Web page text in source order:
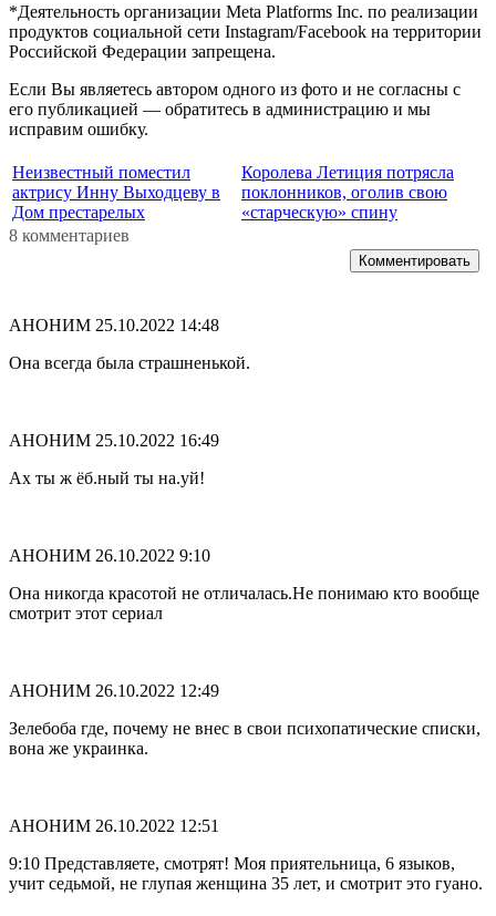
*Деятельность организации Meta Platforms Inc. по реализации
продуктов социальной сети Instagram/Facebook на территории
Российской Федерации запрещена.
Если Вы являетесь автором одного из фото и не согласны с
его публикацией — обратитесь в администрацию и мы
исправим ошибку.
Неизвестный поместил
актрису Инну Выходцеву в
Дом престарелых
Королева Летиция потрясла
поклонников, оголив свою
«старческую» спину
8 комментариев
Комментировать
АНОНИМ 25.10.2022 14:48
Она всегда была страшненькой.
АНОНИМ 25.10.2022 16:49
Ах ты ж ёб.ный ты на.уй!
АНОНИМ 26.10.2022 9:10
Она никогда красотой не отличалась.Не понимаю кто вообще
смотрит этот сериал
АНОНИМ 26.10.2022 12:49
Зелебоба где, почему не внес в свои психопатические списки,
вона же украинка.
АНОНИМ 26.10.2022 12:51
9:10 Представляете, смотрят! Моя приятельница, 6 языков,
учит седьмой, не глупая женщина 35 лет, и смотрит это гуано.